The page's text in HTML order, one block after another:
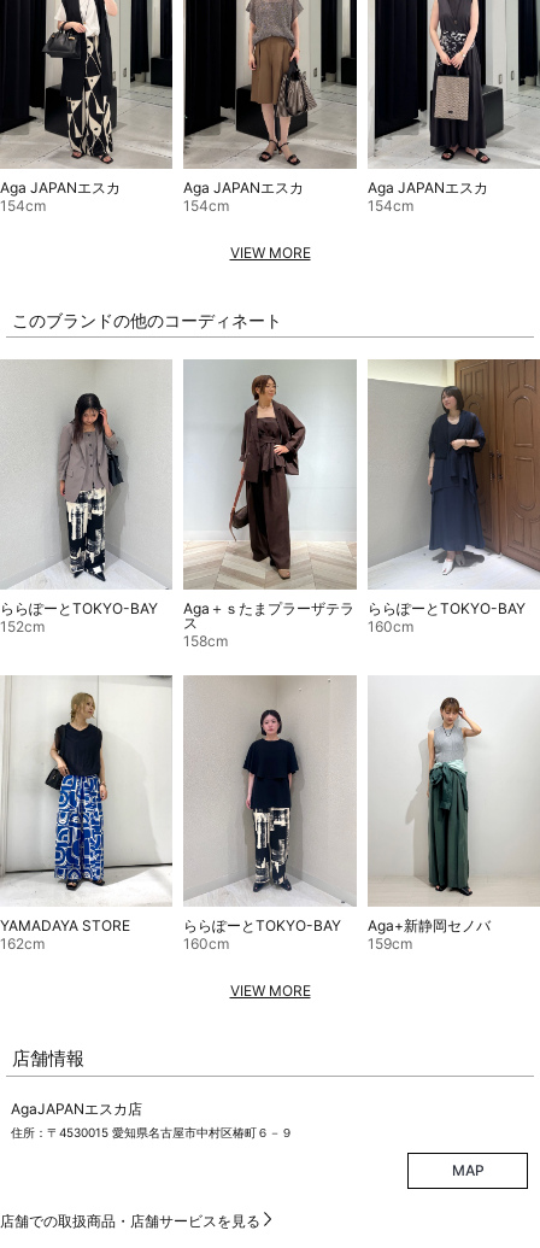
Aga JAPANエスカ
154cm
Aga JAPANエスカ
154cm
Aga JAPANエスカ
154cm
VIEW MORE
このブランドの他のコーディネート
ららぽーとTOKYO-BAY
152cm
Aga＋ｓたまプラーザテラ
ス
158cm
ららぽーとTOKYO-BAY
160cm
YAMADAYA STORE
162cm
ららぽーとTOKYO-BAY
160cm
Aga+新静岡セノバ
159cm
VIEW MORE
店舗情報
AgaJAPANエスカ店
住所：〒4530015 愛知県名古屋市中村区椿町６－９
MAP
店舗での取扱商品・店舗サービスを見る